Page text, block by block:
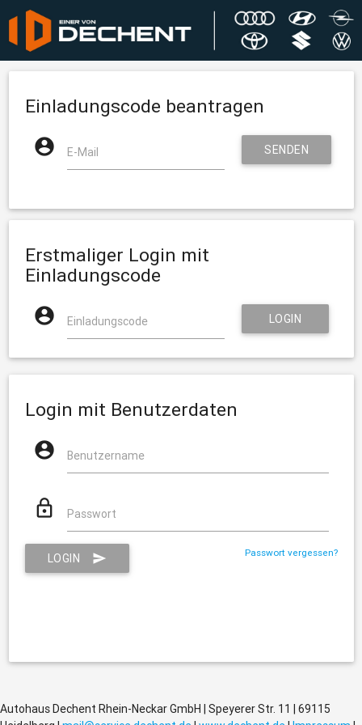
Einladungscode beantragen

E-Mail
SENDEN
Erstmaliger Login mit
Einladungscode

Einladungscode
LOGIN
Login mit Benutzerdaten

Benutzername
 Passwort
LOGIN  Passwort vergessen?
Autohaus Dechent Rhein-Neckar GmbH | Speyerer Str. 11 | 69115